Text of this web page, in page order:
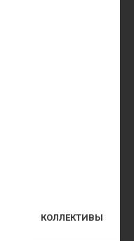
КОЛЛЕКТИВЫ